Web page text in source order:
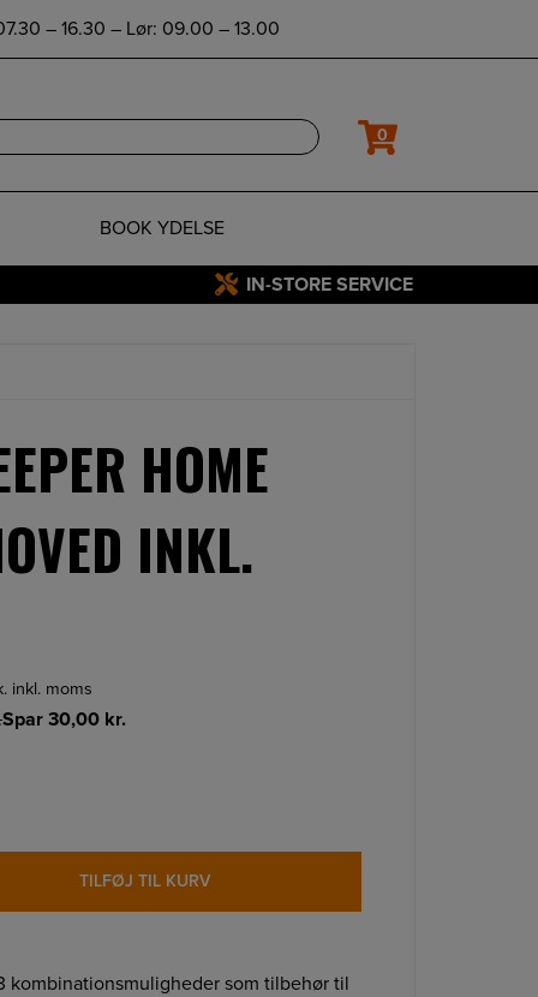
– 16.30 – Lør: 09.00 – 13.00
0
BOOK YDELSE
IN-STORE SERVICE
HOME
INKL.
inkl. moms
Spar 30,00 kr.
TILFØJ TIL KURV
kombinationsmuligheder som tilbehør til